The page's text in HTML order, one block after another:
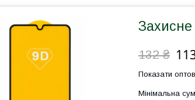
132 ₴
Показати
Мінімальна